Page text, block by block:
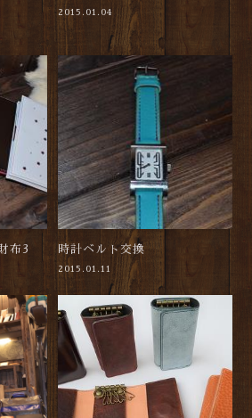
2015.01.04
布3 時計ベルト交換
2015.01.11